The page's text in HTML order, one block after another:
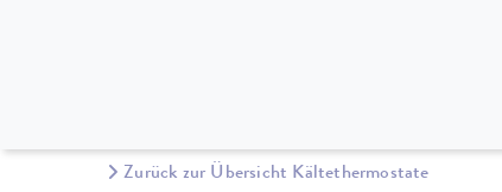
Zurück zur Übersicht Kältethermostate